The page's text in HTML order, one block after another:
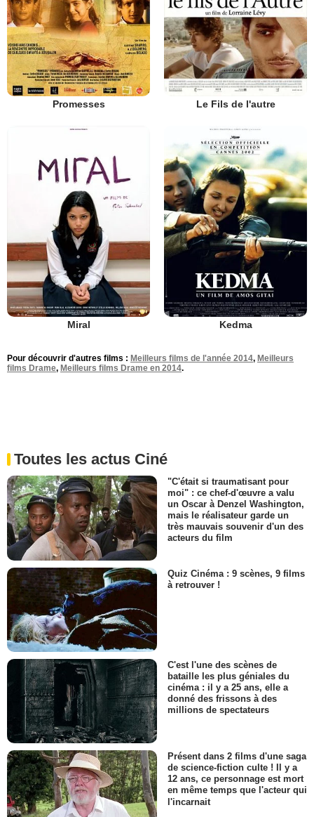
Promesses Le Fils de l'autre
Miral Kedma
Pour découvrir d'autres films : Meilleurs films de l'année 2014, Meilleurs
films Drame, Meilleurs films Drame en 2014.
Toutes les actus Ciné
"C'était si traumatisant pour
moi" : ce chef-d'œuvre a valu
un Oscar à Denzel Washington,
mais le réalisateur garde un
très mauvais souvenir d'un des
acteurs du film
Quiz Cinéma : 9 scènes, 9 films
à retrouver !
C'est l'une des scènes de
bataille les plus géniales du
cinéma : il y a 25 ans, elle a
donné des frissons à des
millions de spectateurs
Présent dans 2 films d'une saga
de science-fiction culte ! Il y a
12 ans, ce personnage est mort
en même temps que l'acteur qui
l'incarnait